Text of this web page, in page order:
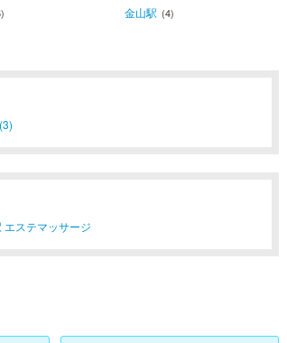
金山駅 (4)
エステマッサージ